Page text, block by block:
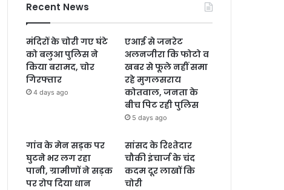
Recent News
मंदिरों के चोरी गए घंटे
को बलुआ पुलिस ने
किया बरामद, चोर
गिरफ्तार
4 days ago
एआई से जनरेट
अलनजीरा कि फोटो व
खबर से फूले नहीं समा
रहे मुगलसराय
कोतवाल, जनता के
बीच पिट रही पुलिस
5 days ago
गांव के मेन सड़क पर
घुटने भर लग रहा
पानी, ग्रामीणों ने सड़क
पर रोप दिया धान
सांसद के रिश्तेदार
चौकी इंचार्ज के चंद
कदम दूर लाखों कि
चोरी